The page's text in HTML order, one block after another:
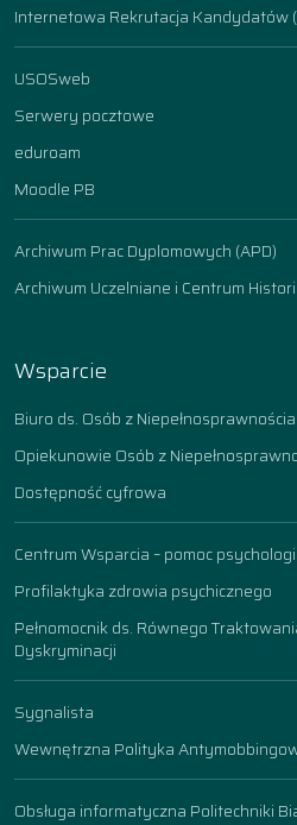
Internetowa Rekrutacja Kandydatów
USOSweb
Serwery pocztowe
eduroam
Moodle PB
Archiwum Prac Dyplomowych (APD)
Archiwum Uczelniane i Centrum
Wsparcie
Biuro ds. Osób z
Opiekunowie Osób z
Dostępność cyfrowa
Centrum Wsparcia – pomoc
Profilaktyka zdrowia psychicznego
Pełnomocnik ds. Równego
Dyskryminacji
Sygnalista
Wewnętrzna Polityka
Obsługa informatyczna Politechniki